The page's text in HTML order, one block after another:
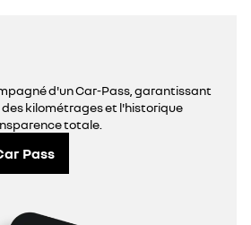
d'un Car-Pass, garantissant
kilométrages et l'historique
totale.
Pass